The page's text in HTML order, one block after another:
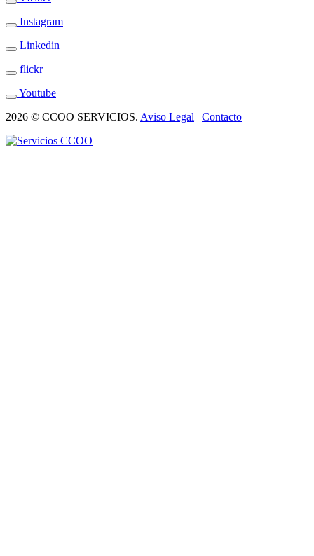
Instagram
Linkedin
flickr
Youtube
2026 © CCOO SERVICIOS. Aviso Legal | Contacto